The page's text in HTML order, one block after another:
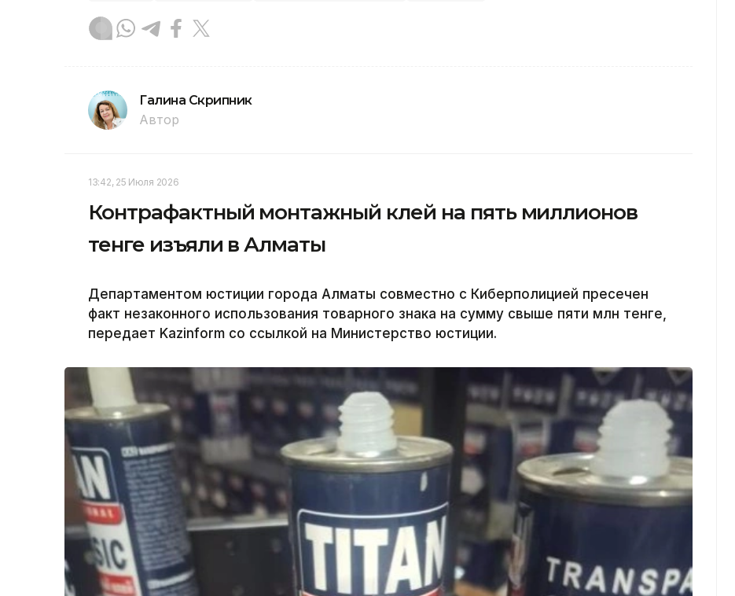
Галина Скрипник
Автор
13:42, 25 Июля 2026
Контрафактный монтажный клей на пять миллионов
тенге изъяли в Алматы
Департаментом юстиции города Алматы совместно с Киберполицией пресечен
факт незаконного использования товарного знака на сумму свыше пяти млн тенге,
передает Kazinform со ссылкой на Министерство юстиции.